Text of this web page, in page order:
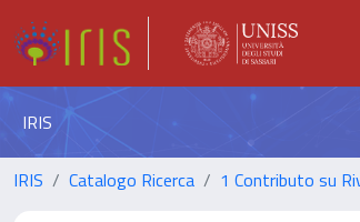
IRIS
IRIS Catalogo Ricerca 1 Contributo su